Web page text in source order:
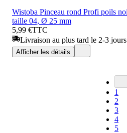
Wistoba Pinceau rond Profi poils
taille 04, Ø 25 mm
5,99 €TTC
Livraison au plus tard le 2-3
Afficher les détails
1
2
3
4
5